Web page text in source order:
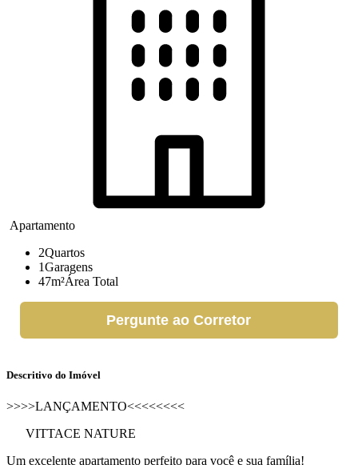
Apartamento
2Quartos
1Garagens
47m²Área Total
Pergunte ao Corretor
Descritivo do Imóvel
>>>>LANÇAMENTO<<<<<<<<
VITTACE NATURE
Um excelente apartamento perfeito para você e sua família!